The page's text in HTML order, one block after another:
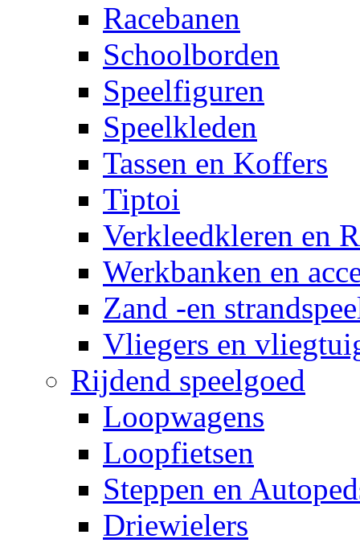
Racebanen
Schoolborden
Speelfiguren
Speelkleden
Tassen en Koffers
Tiptoi
Verkleedkleren en
Werkbanken en
Zand -en
Vliegers en
Rijdend speelgoed
Loopwagens
Loopfietsen
Steppen en
Driewielers